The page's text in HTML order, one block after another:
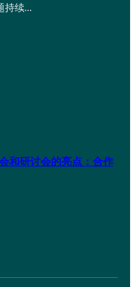
续…
和研讨会的亮点：合作